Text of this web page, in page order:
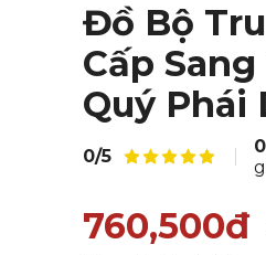
Đồ Bộ
Cấp
Quý Phái
0/5 0
760,500đ